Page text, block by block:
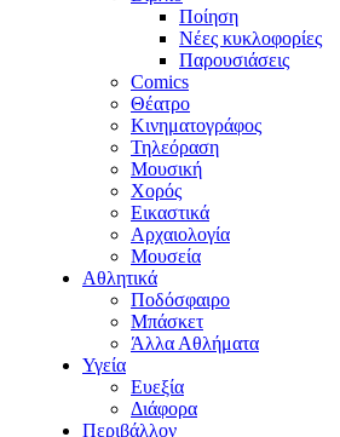
Ποίηση
Νέες κυκλοφορίες
Παρουσιάσεις
Comics
Θέατρο
Κινηματογράφος
Τηλεόραση
Μουσική
Χορός
Εικαστικά
Αρχαιολογία
Μουσεία
Αθλητικά
Ποδόσφαιρο
Μπάσκετ
Άλλα Αθλήματα
Υγεία
Ευεξία
Διάφορα
Περιβάλλον